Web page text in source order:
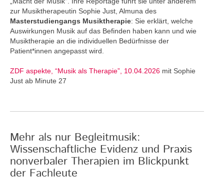
zur Musiktherapeutin Sophie Just, Almuna des
Masterstudiengangs Musiktherapie: Sie erklärt, welche
Auswirkungen Musik auf das Befinden haben kann und wie
Musiktherapie an die individuellen Bedürfnisse der
Patient*innen angepasst wird.
ZDF aspekte, “Musik als Therapie”, 10.04.2026 mit Sophie
Just ab Minute 27
Mehr als nur Begleitmusik:
Wissenschaftliche Evidenz und Praxis
nonverbaler Therapien im Blickpunkt
der Fachleute